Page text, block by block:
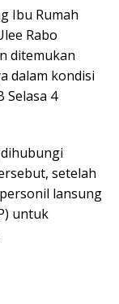
Ibu Rumah
Rabo
ditemukan
dalam kondisi
Selasa 4
setelah
lansung
untuk